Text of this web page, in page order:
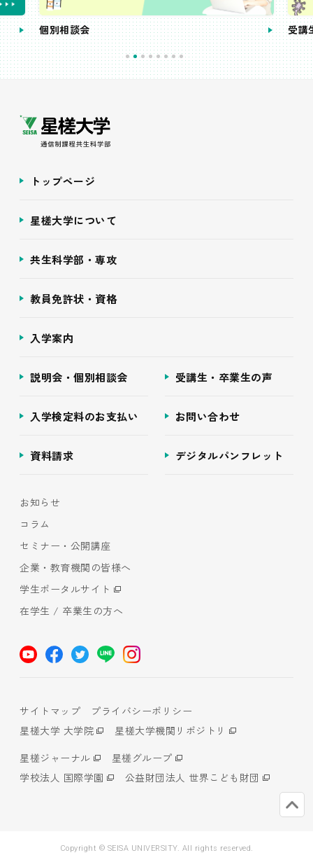
個別相談会 受講
トップページ
星槎大学について
共生科学部・専攻
教員免許状・資格
入学案内
説明会・個別相談会 受講生・卒業生の声
入学検定料のお支払い お問い合わせ
資料請求 デジタルパンフレット
お知らせ
コラム
セミナー・公開講座
企業・教育機関の皆様へ
学生ポータルサイト
在学生 / 卒業生の方へ
サイトマップ
プライバシーポリシー
星槎大学 大学院
星槎大学機関リポジトリ
星槎ジャーナル
星槎グループ
学校法人 国際学園
公益財団法人 世界こども財団
Copyright © SEISA UNIVERSITY. All rights reserved.